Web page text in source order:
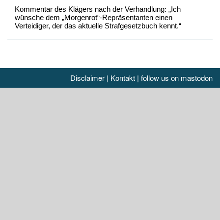
Kommentar des Klägers nach der Verhandlung: „Ich
wünsche dem „Morgenrot“-Repräsentanten einen
Verteidiger, der das aktuelle Strafgesetzbuch kennt.“
Disclaimer | Kontakt | follow us on mastodon